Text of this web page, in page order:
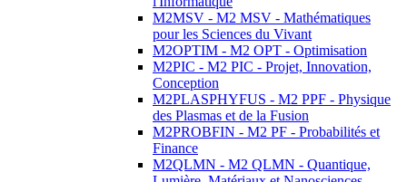
M2MSV - M2 MSV - Mathématiques
pour les Sciences du Vivant
M2OPTIM - M2 OPT - Optimisation
M2PIC - M2 PIC - Projet, Innovation,
Conception
M2PLASPHYFUS - M2 PPF - Physique
des Plasmas et de la Fusion
M2PROBFIN - M2 PF - Probabilités et
Finance
M2QLMN - M2 QLMN - Quantique,